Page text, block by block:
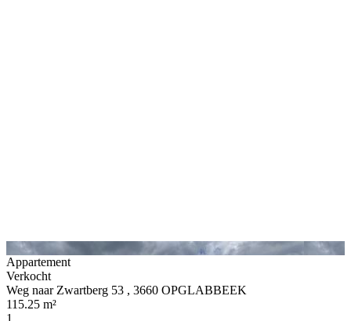
Appartement
Verkocht
Weg naar Zwartberg 53 , 3660 OPGLABBEEK
115.25 m²
1